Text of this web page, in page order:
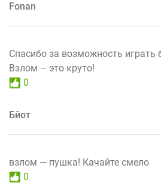
Fonan
Спасибо за возможность играть
Взлом – это круто!
0
Бйот
взлом — пушка! Качайте смело
0